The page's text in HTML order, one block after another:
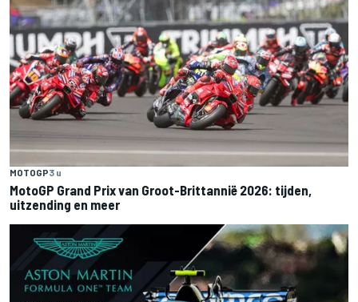
MOTOGP3 u
MotoGP Grand Prix van Groot-Brittannië 2026: tijden,
uitzending en meer